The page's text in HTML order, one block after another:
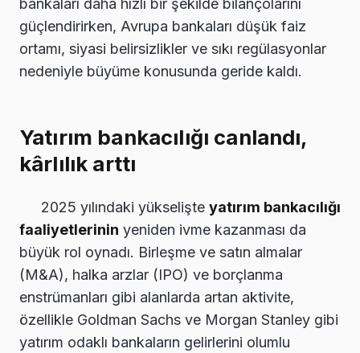
bankaları daha hızlı bir şekilde bilançolarını
güçlendirirken, Avrupa bankaları düşük faiz
ortamı, siyasi belirsizlikler ve sıkı regülasyonlar
nedeniyle büyüme konusunda geride kaldı.
Yatırım bankacılığı canlandı,
kârlılık arttı
2025 yılındaki yükselişte yatırım bankacılığı
faaliyetlerinin yeniden ivme kazanması da
büyük rol oynadı. Birleşme ve satın almalar
(M&A), halka arzlar (IPO) ve borçlanma
enstrümanları gibi alanlarda artan aktivite,
özellikle Goldman Sachs ve Morgan Stanley gibi
yatırım odaklı bankaların gelirlerini olumlu